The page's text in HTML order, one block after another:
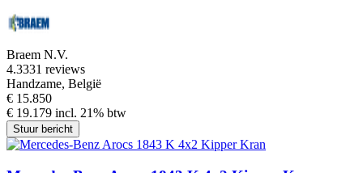
Braem N.V.
4.3331 reviews
Handzame, België
€ 15.850
€ 19.179 incl. 21% btw
Stuur bericht